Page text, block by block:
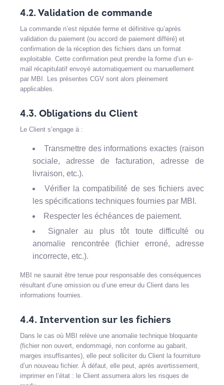
4.2. Validation de commande
La commande n’est réputée ferme et définitive qu’après
validation du paiement (ou accord de paiement différé) et
confirmation de la réception des fichiers dans un format
exploitable. Cette confirmation peut prendre la forme d’un e-
mail récapitulatif envoyé automatiquement ou manuellement
par MBI. Les présentes CGV sont alors pleinement
applicables.
4.3. Obligations du Client
Le Client s’engage à :
Transmettre des informations exactes (raison
sociale, adresse de facturation, adresse de
livraison, etc.).
Vérifier la compatibilité de ses fichiers avec
les spécifications techniques fournies par MBI.
Respecter les échéances de paiement.
Signaler au plus tôt toute difficulté ou
anomalie rencontrée (fichier erroné, adresse
incorrecte, etc.).
MBI ne saurait être tenue pour responsable des conséquences
résultant d’une omission ou d’une erreur du Client dans les
informations fournies.
4.4. Intervention sur les fichiers
Dans le cas où MBI relève une anomalie technique bloquante
(fichier non ouvert, endommagé, non conforme au gabarit,
marges insuffisantes), elle peut solliciter du Client la fourniture
d’un nouveau fichier. À défaut, elle peut, après avertissement,
imprimer en l’état : le Client assumera alors les risques de